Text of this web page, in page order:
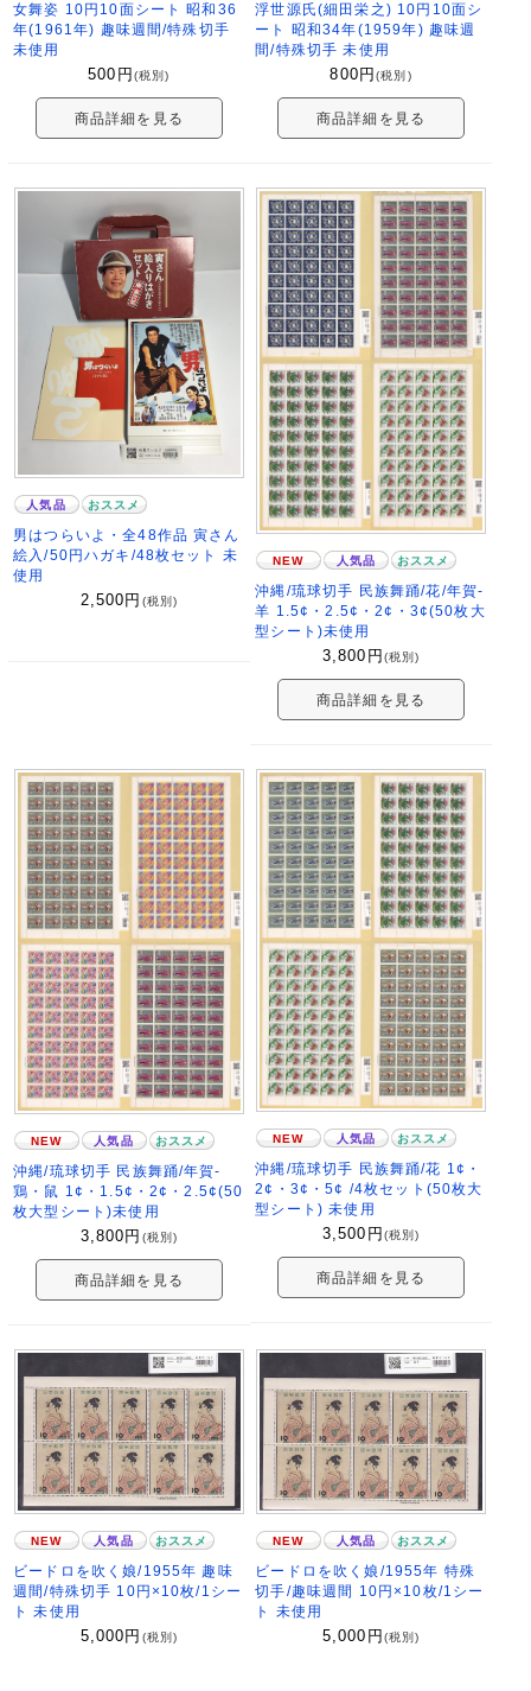
女舞姿 10円10面シート 昭和36
年(1961年) 趣味週間/特殊切手
未使用
500 円 (税別)
商品詳細を見る
浮世源氏(細田栄之) 10円10面シ
ート 昭和34年(1959年) 趣味週
間/特殊切手 未使用
800 円(税別)
商品詳細を見る
人気品 おススメ
男はつらいよ・全48作品 寅さん
絵入/50円ハガキ/48枚セット 未
使用
2,500 円 (税別)
NEW 人気品 おススメ
沖縄/琉球切手 民族舞踊/花/年賀-
羊 1.5¢・2.5¢・2¢・3¢(50枚大
型シート)未使用
3,800 円 (税別)
商品詳細を見る
NEW 人気品 おススメ
沖縄/琉球切手 民族舞踊/年賀-
鶏・鼠 1¢・1.5¢・2¢・2.5¢(50
枚大型シート)未使用
3,800 円 (税別)
商品詳細を見る
NEW 人気品 おススメ
沖縄/琉球切手 民族舞踊/花 1¢・
2¢・3¢・5¢ /4枚セット(50枚大
型シート) 未使用
3,500 円 (税別)
商品詳細を見る
NEW 人気品 おススメ
ビードロを吹く娘/1955年 趣味
週間/特殊切手 10円×10枚/1シー
ト 未使用
5,000 円 (税別)
NEW 人気品 おススメ
ビードロを吹く娘/1955年 特殊
切手/趣味週間 10円×10枚/1シー
ト 未使用
5,000 円 (税別)